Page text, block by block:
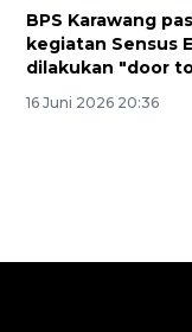
BPS Karawang
kegiatan Sensus
dilakukan "door
16 Juni 2026 20:36